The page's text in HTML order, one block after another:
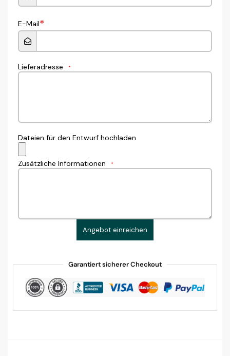
E-Mail*
Lieferadresse *
Dateien für den Entwurf hochladen
Zusätzliche Informationen *
Angebot einreichen
Garantiert sicherer Checkout